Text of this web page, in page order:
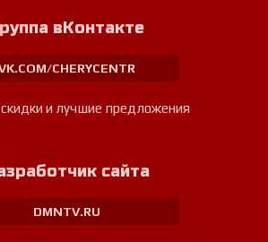
вКонтакте
CHERYCENTR
и лучшие предложения
сайта
DMNTV.RU